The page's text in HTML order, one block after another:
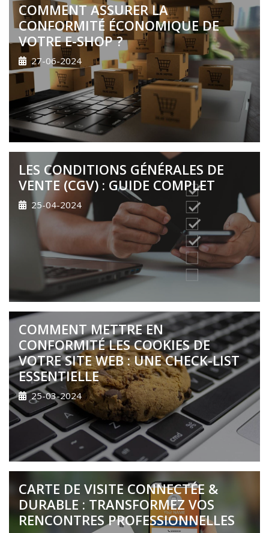
COMMENT ASSURER LA
CONFORMITÉ ÉCONOMIQUE DE
VOTRE E-SHOP ?
27-06-2024
LES CONDITIONS GÉNÉRALES DE
VENTE (CGV) : GUIDE COMPLET
25-04-2024
COMMENT METTRE EN
CONFORMITÉ LES COOKIES DE
VOTRE SITE WEB : UNE CHECK-LIST
ESSENTIELLE
25-03-2024
CARTE DE VISITE CONNECTÉE &
DURABLE : TRANSFORMEZ VOS
RENCONTRES PROFESSIONNELLES